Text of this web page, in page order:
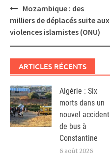
Post
navigation
Mozambique : des
milliers de déplacés suite aux
violences islamistes (ONU)
ARTICLES RÉCENTS
Algérie : Six
morts dans un
nouvel accident
de bus à
Constantine
6 août 2026